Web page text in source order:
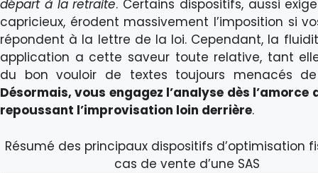
départ à la retraite. Certains dispositifs, aussi
capricieux, érodent massivement l’imposition si
répondent à la lettre de la loi. Cependant, la
application a cette saveur toute relative, tant
du bon vouloir de textes toujours menacés de
Désormais, vous engagez l’analyse dès l’amorce
repoussant l’improvisation loin derrière.
Résumé des principaux dispositifs d’optimisation
cas de vente d’une SAS